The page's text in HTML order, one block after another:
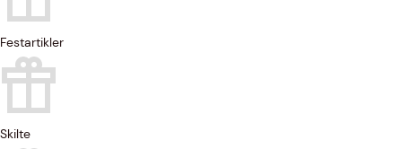
Festartikler
Skilte